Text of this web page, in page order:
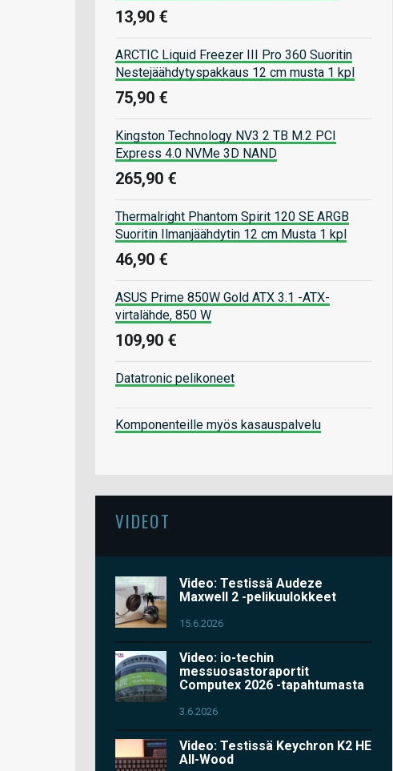
13,90 €
ARCTIC Liquid Freezer III Pro 360 Suoritin
Nestejäähdytyspakkaus 12 cm musta 1 kpl
75,90 €
Kingston Technology NV3 2 TB M.2 PCI
Express 4.0 NVMe 3D NAND
265,90 €
Thermalright Phantom Spirit 120 SE ARGB
Suoritin Ilmanjäähdytin 12 cm Musta 1 kpl
46,90 €
ASUS Prime 850W Gold ATX 3.1 -ATX-
virtalähde, 850 W
109,90 €
Datatronic pelikoneet
Komponenteille myös kasauspalvelu
VIDEOT
Video: Testissä Audeze
Maxwell 2 -pelikuulokkeet
15.6.2026
Video: io-techin
messuosastoraportit
Computex 2026 -tapahtumasta
3.6.2026
Video: Testissä Keychron K2 HE
All-Wood